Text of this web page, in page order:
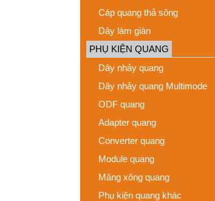
Cáp quang thả sông
Dây làm giàn
PHỤ KIỆN QUANG
Dây nhảy quang
Dây nhảy quang Multimode
ODF quang
Adapter quang
Converter quang
Module quang
Măng xông quang
Phụ kiện quang khác